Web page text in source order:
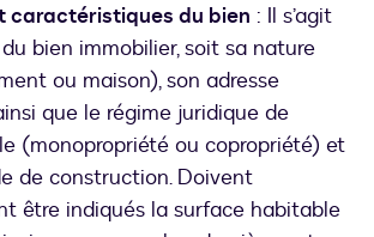
caractéristiques du bien : Il s’agit
bien immobilier, soit sa nature
ou maison), son adresse
que le régime juridique de
(monopropriété ou copropriété) et
de construction. Doivent
être indiqués la surface habitable